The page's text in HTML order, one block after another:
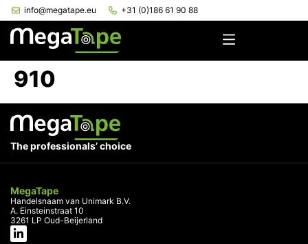
info@megatape.eu +31 (0)186 61 90 88
910
The professionals’ choice
MegaTape
Handelsnaam van Unimark B.V.
A. Einsteinstraat 10
3261 LP Oud-Beijerland